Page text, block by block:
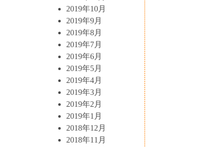
2019年10月
2019年9月
2019年8月
2019年7月
2019年6月
2019年5月
2019年4月
2019年3月
2019年2月
2019年1月
2018年12月
2018年11月